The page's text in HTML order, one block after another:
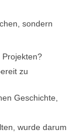
sondern
zu
Geschichte,
wurde darum